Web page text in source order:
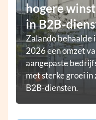
hogere
in B2B-
Zalando behaalde
2026 een omzet
aangepaste
met sterke groei
B2B-diensten.